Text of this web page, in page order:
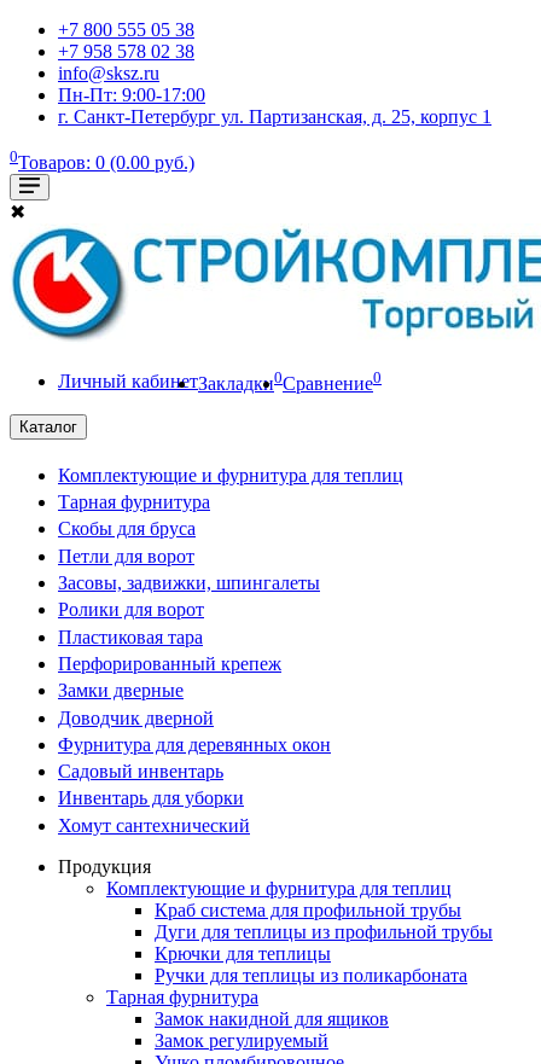
+7 800 555 05 38
+7 958 578 02 38
info@sksz.ru
Пн-Пт: 9:00-17:00
г. Санкт-Петербург ул. Партизанская, д. 25, корпус 1
0Товаров: 0 (0.00 руб.)
✖
Личный кабинетЗакладки0Сравнение0
Каталог
Комплектующие и фурнитура для теплиц
Тарная фурнитура
Скобы для бруса
Петли для ворот
Засовы, задвижки, шпингалеты
Ролики для ворот
Пластиковая тара
Перфорированный крепеж
Замки дверные
Доводчик дверной
Фурнитура для деревянных окон
Садовый инвентарь
Инвентарь для уборки
Хомут сантехнический
Продукция
Комплектующие и фурнитура для теплиц
Краб система для профильной трубы
Дуги для теплицы из профильной трубы
Крючки для теплицы
Ручки для теплицы из поликарбоната
Тарная фурнитура
Замок накидной для ящиков
Замок регулируемый